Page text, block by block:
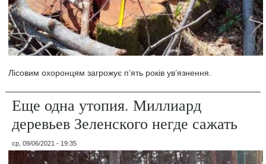
Лісовим охоронцям загрожує п’ять років ув’язнення.
Еще одна утопия. Миллиард
деревьев Зеленского негде сажать
ср, 09/06/2021 - 19:35